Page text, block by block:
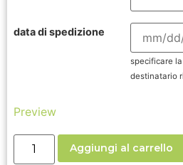
data di spedizione
specificare
destinatario
Preview
Aggiungi al carrello